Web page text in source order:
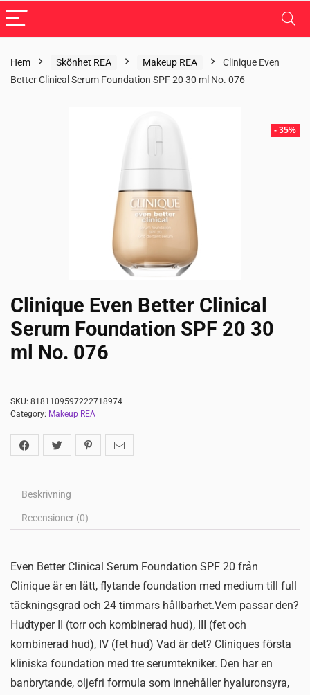
Hem Skönhet REA Makeup REA
Clinique Even
Better Clinical Serum Foundation SPF 20 30 ml No. 076
- 35%
Clinique Even Better Clinical
Serum Foundation SPF 20 30
ml No. 076
SKU: 8181109597222718974
Category: Makeup REA
Beskrivning
Recensioner (0)
Even Better Clinical Serum Foundation SPF 20 från
Clinique är en lätt, flytande foundation med medium till full
täckningsgrad och 24 timmars hållbarhet.Vem passar den?
Hudtyper II (torr och kombinerad hud), III (fet och
kombinerad hud), IV (fet hud) Vad är det? Cliniques första
kliniska foundation med tre serumtekniker. Den har en
banbrytande, oljefri formula som innehåller hyaluronsyra,